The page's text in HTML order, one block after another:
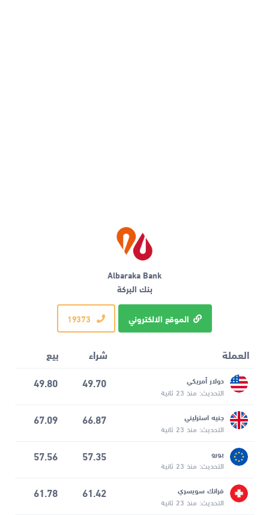
Albaraka Bank
بنك البركة
الموقع الالكتروني 19373
العملة شراء بيع
دولار أمريكي
التحديث: منذ 23 ثانية
49.70
49.80
جنيه استرليني
التحديث: منذ 23 ثانية
66.87
67.09
يورو
التحديث: منذ 23 ثانية
57.35
57.56
فرانك سويسري
التحديث: منذ 23 ثانية
61.42
61.78